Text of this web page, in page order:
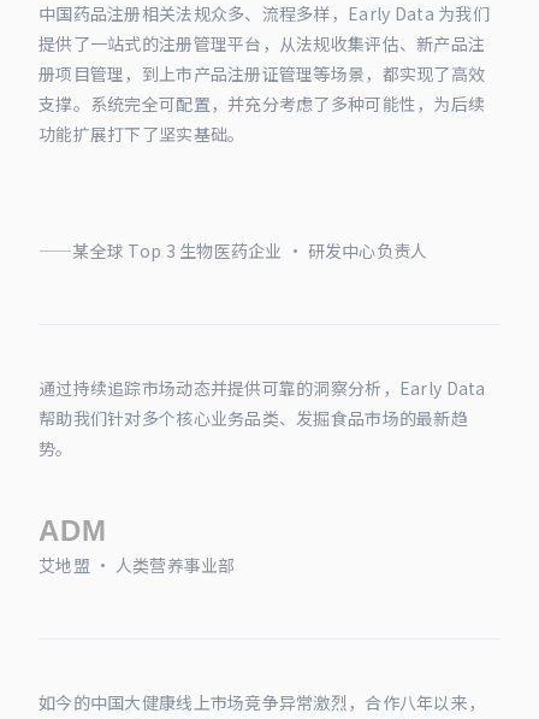
中国药品注册相关法规众多、流程多样，Early Data 为我们
提供了一站式的注册管理平台，从法规收集评估、新产品注
册项目管理，到上市产品注册证管理等场景，都实现了高效
支撑。系统完全可配置，并充分考虑了多种可能性，为后续
功能扩展打下了坚实基础。
——某全球 Top 3 生物医药企业 · 研发中心负责人
通过持续追踪市场动态并提供可靠的洞察分析，Early Data
帮助我们针对多个核心业务品类、发掘食品市场的最新趋
势。
艾地盟 · 人类营养事业部
如今的中国大健康线上市场竞争异常激烈，合作八年以来，